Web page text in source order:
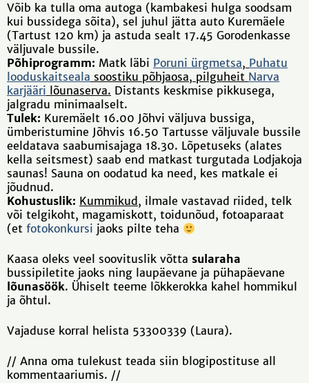
Võib ka tulla oma autoga (kambakesi hulga soodsam
kui bussidega sõita), sel juhul jätta auto Kuremäele
(Tartust 120 km) ja astuda sealt 17.45 Gorodenkasse
väljuvale bussile.
Põhiprogramm: Matk läbi Poruni ürgmetsa, Puhatu
looduskaitseala soostiku põhjaosa, pilguheit Narva
karjääri lõunaserva. Distants keskmise pikkusega,
jalgradu minimaalselt.
Tulek: Kuremäelt 16.00 Jõhvi väljuva bussiga,
ümberistumine Jõhvis 16.50 Tartusse väljuvale bussile
eeldatava saabumisajaga 18.30. Lõpetuseks (alates
kella seitsmest) saab end matkast turgutada Lodjakoja
saunas! Sauna on oodatud ka need, kes matkale ei
jõudnud.
Kohustuslik: Kummikud, ilmale vastavad riided, telk
või telgikoht, magamiskott, toidunõud, fotoaparaat
(et fotokonkursi jaoks pilte teha
Kaasa oleks veel soovituslik võtta sularaha
bussipiletite jaoks ning laupäevane ja pühapäevane
lõunasöök. Ühiselt teeme lõkkerokka kahel hommikul
ja õhtul.
Vajaduse korral helista 53300339 (Laura).
// Anna oma tulekust teada siin blogipostituse all
kommentaariumis. //